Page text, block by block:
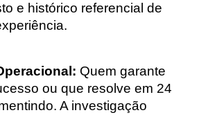
e histórico referencial de
Quem garante
ou que resolve em 24
A investigação